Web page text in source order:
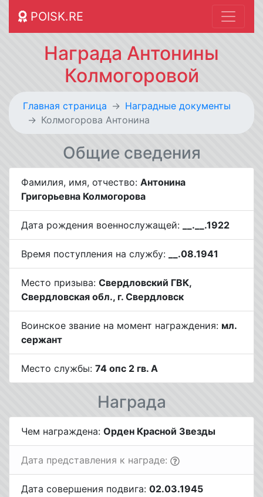
POISK.RE
Награда Антонины
Колмогоровой
Главная страница
Наградные документы
Колмогорова Антонина
Общие сведения
Фамилия, имя, отчество: Антонина
Григорьевна Колмогорова
Дата рождения военнослужащей: __.__.1922
Время поступления на службу: __.08.1941
Место призыва: Свердловский ГВК,
Свердловская обл., г. Свердловск
Воинское звание на момент награждения: мл.
сержант
Место службы: 74 опс 2 гв. А
Награда
Чем награждена: Орден Красной Звезды
Дата представления к награде:
Дата совершения подвига: 02.03.1945